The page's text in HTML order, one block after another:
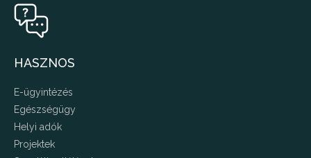
HASZNOS
E-ügyintézés
Egészségügy
Helyi adók
Projektek